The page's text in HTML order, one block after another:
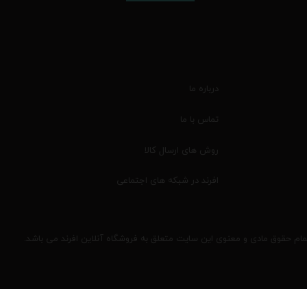
حقوق مادی و معنوی این سایت متعلق به فروشگاه آنلاین افرند می باشد.
درباره ما
تماس با ما
روش های ارسال کالا
افرند در شبکه های اجتماعی